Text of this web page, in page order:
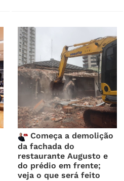
Começa a demolição
da fachada do
restaurante Augusto e
do prédio em frente;
veja o que será feito